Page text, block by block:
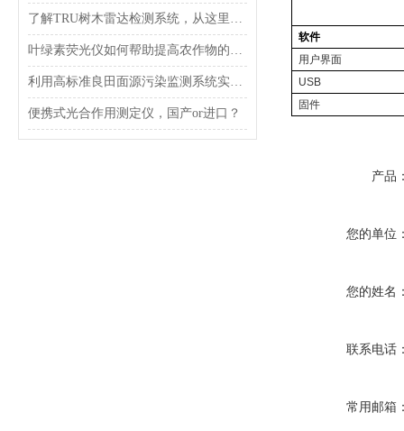
了解TRU树木雷达检测系统，从这里开始！
叶绿素荧光仪如何帮助提高农作物的产量和质量？
利用高标准良田面源污染监测系统实现农田环境保护
便携式光合作用测定仪，国产or进口？
软件
用户界面
USB
固件
产品
您的单位
您的姓名
联系电话
常用邮箱